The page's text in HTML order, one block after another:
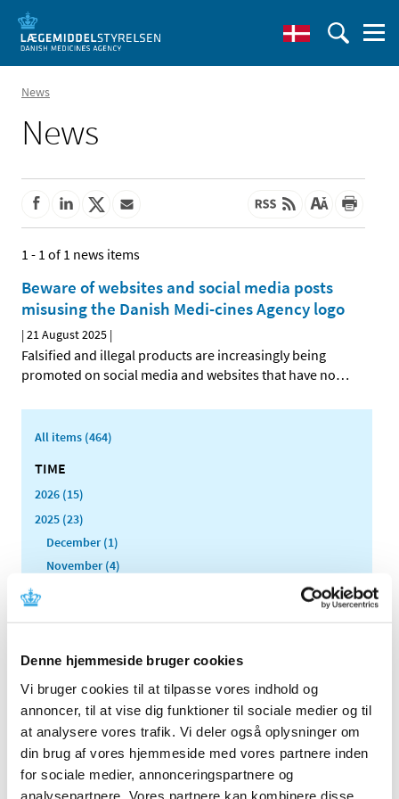
Denne hjemmeside bruger cookies
Vi bruger cookies til at tilpasse vores indhold og
annoncer, til at vise dig funktioner til sociale medier og til
at analysere vores trafik. Vi deler også oplysninger om
din brug af vores hjemmeside med vores partnere inden
for sociale medier, annonceringspartnere og
analysepartnere. Vores partnere kan kombinere disse
News
News
1 - 1 of 1 news items
Beware of websites and social media posts
misusing the Danish Medi-cines Agency logo
|21 August 2025 |
Falsified and illegal products are increasingly being
promoted on social media and websites that have no…
All items (464)
TIME
2026 (15)
2025 (23)
December (1)
November (4)
July (2)
March (3)
February (2)
January (5)
2024 (26)